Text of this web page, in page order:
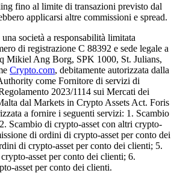
fino al limite di transazioni previsto dal
applicarsi altre commissioni e spread.
società a responsabilità limitata
di registrazione C 88392 e sede legale a
Mikiel Ang Borg, SPK 1000, St. Julians,
Crypto.com, debitamente autorizzata dalla
come Fornitore di servizi di
2023/1114 sui Mercati dei
dal Markets in Crypto Assets Act. Foris
a fornire i seguenti servizi: 1. Scambio
Scambio di crypto-asset con altri crypto-
di ordini di crypto-asset per conto dei
di crypto-asset per conto dei clienti; 5.
asset per conto dei clienti; 6.
asset per conto dei clienti.